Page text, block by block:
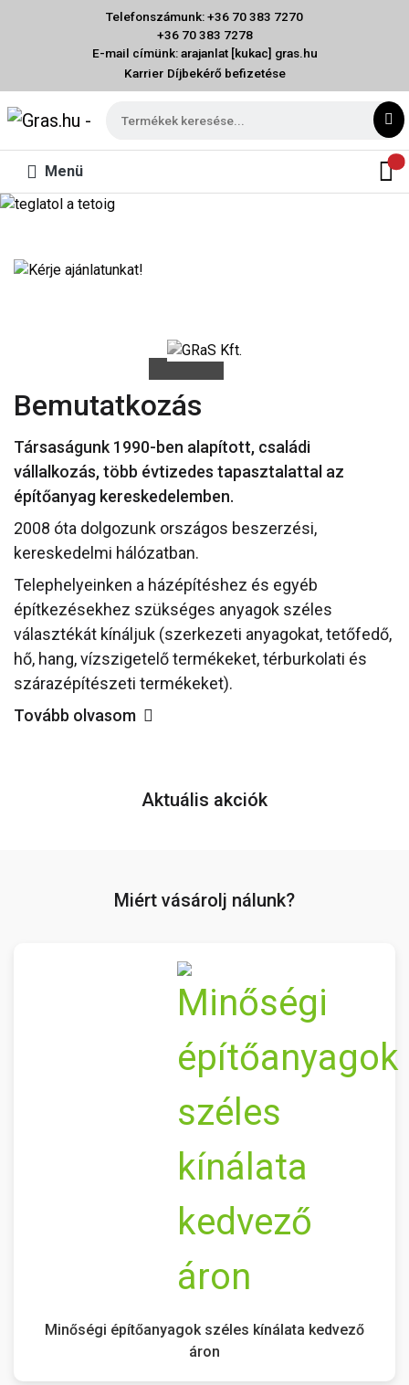
Telefonszámunk: +36 70 383 7270
+36 70 383 7278
E-mail címünk: arajanlat [kukac] gras.hu
Karrier Díjbekérő befizetése
Menü
Bemutatkozás
Társaságunk 1990-ben alapított, családi
vállalkozás, több évtizedes tapasztalattal az
építőanyag kereskedelemben.
2008 óta dolgozunk országos beszerzési,
kereskedelmi hálózatban.
Telephelyeinken a házépítéshez és egyéb
építkezésekhez szükséges anyagok széles
választékát kínáljuk (szerkezeti anyagokat, tetőfedő,
hő, hang, vízszigetelő termékeket, térburkolati és
szárazépítészeti termékeket).
Tovább olvasom
Aktuális akciók
Miért vásárolj nálunk?
Minőségi építőanyagok széles kínálata kedvező
áron